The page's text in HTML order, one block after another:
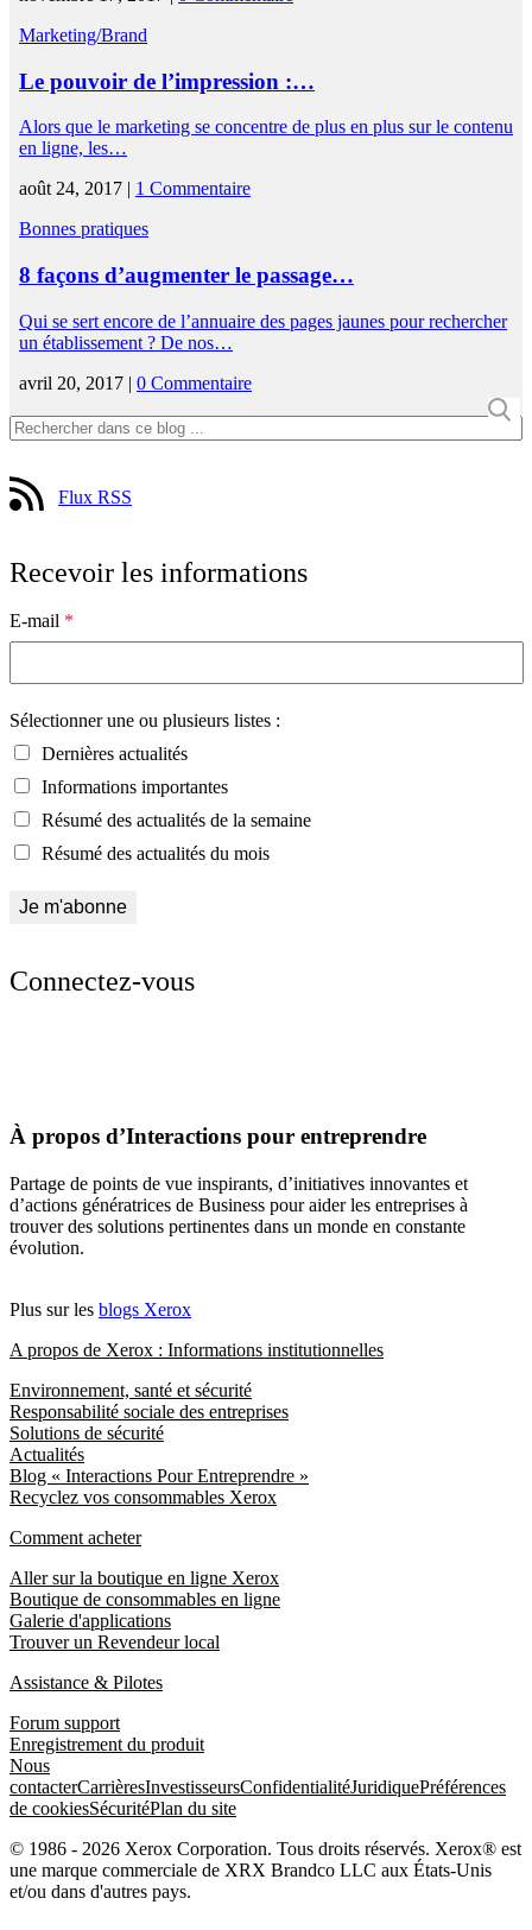
Marketing/Brand
Le pouvoir de l’impression :…
Alors que le marketing se concentre de plus en plus sur le contenu
en ligne, les…
août 24, 2017 | 1 Commentaire
Bonnes pratiques
8 façons d’augmenter le passage…
Qui se sert encore de l’annuaire des pages jaunes pour rechercher
un établissement ? De nos…
avril 20, 2017 | 0 Commentaire
Flux RSS
Recevoir les informations
E-mail *
Sélectionner une ou plusieurs listes :
Dernières actualités
Informations importantes
Résumé des actualités de la semaine
Résumé des actualités du mois
Connectez-vous
À propos d’Interactions pour entreprendre
Partage de points de vue inspirants, d’initiatives innovantes et
d’actions génératrices de Business pour aider les entreprises à
trouver des solutions pertinentes dans un monde en constante
évolution.
Plus sur les blogs Xerox
A propos de Xerox : Informations institutionnelles
Environnement, santé et sécurité
Responsabilité sociale des entreprises
Solutions de sécurité
Actualités
Blog « Interactions Pour Entreprendre »
Recyclez vos consommables Xerox
Comment acheter
Aller sur la boutique en ligne Xerox
Boutique de consommables en ligne
Galerie d'applications
Trouver un Revendeur local
Assistance & Pilotes
Forum support
Enregistrement du produit
Nous
contacterCarrièresInvestisseursConfidentialitéJuridiquePréférences
de cookiesSécuritéPlan du site
© 1986 - 2026 Xerox Corporation. Tous droits réservés. Xerox® est
une marque commerciale de XRX Brandco LLC aux États-Unis
et/ou dans d'autres pays.